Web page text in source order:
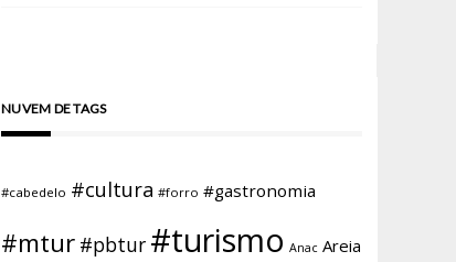
NUVEM DE TAGS
#cabedelo #cultura #forro #gastronomia
#mtur #pbtur #turismo Anac Areia